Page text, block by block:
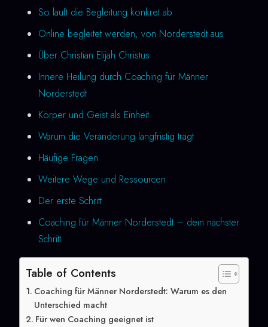
So läuft die Begleitung konkret ab
Online begleitet werden, von Norderstedt aus
Über Christian Elijah Christus
Innere Heilung durch Coaching für Männer
Norderstedt
Körper und Geist als Einheit
Warum die Veränderung langfristig trägt
Häufige Fragen
Weitere Wege und Ressourcen
Der erste Schritt
Coaching für Männer Norderstedt – dein nächster
Schritt
Table of Contents
Coaching für Männer Norderstedt: Warum es den
Unterschied macht
Für wen Coaching geeignet ist